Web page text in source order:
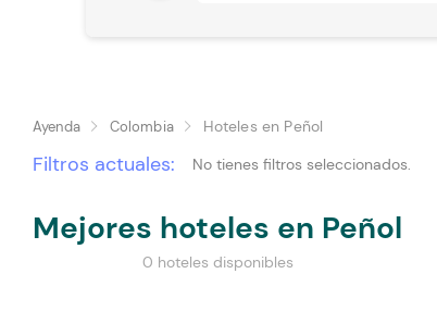
Ayenda Colombia Hoteles en Peñol
Filtros actuales: No tienes filtros seleccionados.
Mejores hoteles en Peñol
0 hoteles disponibles